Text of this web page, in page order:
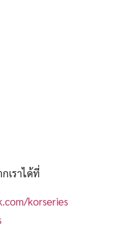
เราได้ที่
korseries